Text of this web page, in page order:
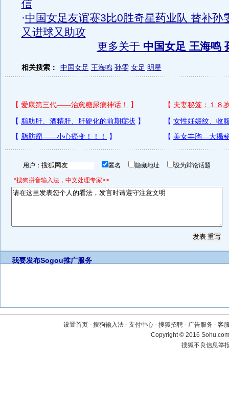
信
·中国女足友谊赛3比0胜奇星药业队 替补孙
又进球又助攻
更多关于 中国女足 王海鸣
相关搜索： 中国女足 王海鸣 孙雯 女足 明星
用户： 匿名 隐藏地址 设为辩论话题
*搜狗拼音输入法，中文处理专家>>
我要发布Sogou推广服务
设置首页 - 搜狗输入法 - 支付中心 - 搜狐招聘 - 广告服务 - 客
Copyright©2016
搜狐不良信息举